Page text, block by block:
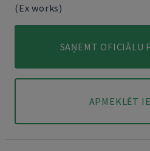
(Ex works)
SAŅEMT OFICIĀLU
APMEKLĒT